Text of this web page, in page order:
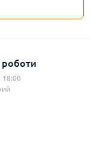
роботи
18:00